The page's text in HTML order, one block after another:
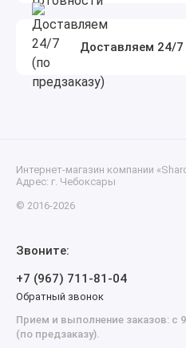
Доставляем 24/7
Интернет-магазин компании
Адрес: г. Чебоксары
© 2016-2026
Звоните:
+7 (967) 711-81-04
Обратный звонок
Прием и выполнение заказов: с
(по предзаказу).